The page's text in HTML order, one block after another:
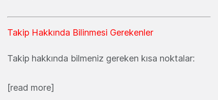
Takip Hakkında Bilinmesi Gerekenler
Takip hakkında bilmeniz gereken kısa noktalar:
[read more]